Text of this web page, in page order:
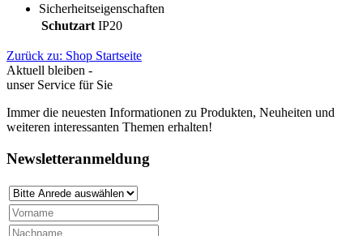
Sicherheitseigenschaften
Schutzart IP20
Zurück zu: Shop Startseite
Aktuell bleiben -
unser Service für Sie
Immer die neuesten Informationen zu Produkten, Neuheiten und
weiteren interessanten Themen erhalten!
Newsletteranmeldung